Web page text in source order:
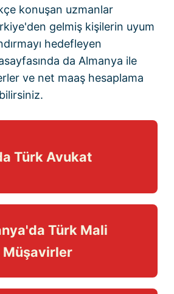
konuşan uzmanlar
gelmiş kişilerin uyum
hedefleyen
da Almanya ile
ve net maaş hesaplama
Türk Avukat
Türk Mali
Müşavirler